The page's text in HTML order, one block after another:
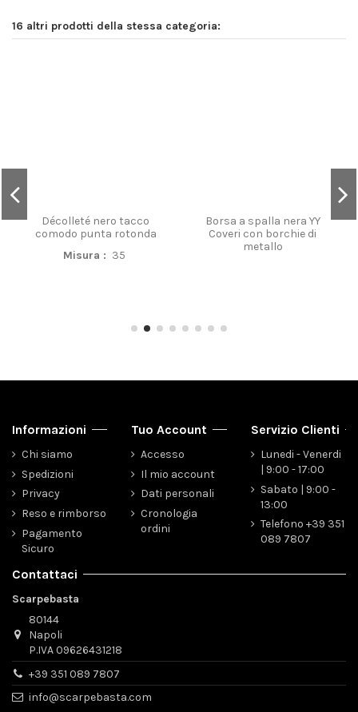
Privacy
Reso e rimborso
Pagamento
Sicuro
Dati personali
Cronologia
ordini
Sabato | 9:00 -
13:00
Telefono +39 351
089 7807
Contattaci
Scarpebasta
Napoli
P.IVA 09626431218
+39 351 089 7807
info@scarpebasta.com